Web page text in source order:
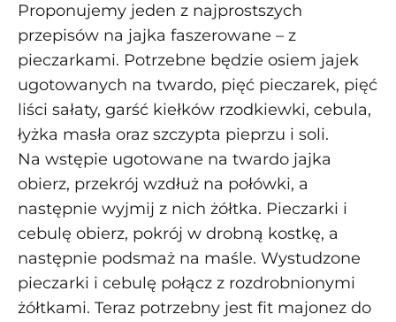
Proponujemy jeden z najprostszych
przepisów na jajka faszerowane – z
pieczarkami. Potrzebne będzie osiem jajek
ugotowanych na twardo, pięć pieczarek, pięć
liści sałaty, garść kiełków rzodkiewki, cebula,
łyżka masła oraz szczypta pieprzu i soli.
Na wstępie ugotowane na twardo jajka
obierz, przekrój wzdłuż na połówki, a
następnie wyjmij z nich żółtka. Pieczarki i
cebulę obierz, pokrój w drobną kostkę, a
następnie podsmaż na maśle. Wystudzone
pieczarki i cebulę połącz z rozdrobnionymi
żółtkami. Teraz potrzebny jest fit majonez do